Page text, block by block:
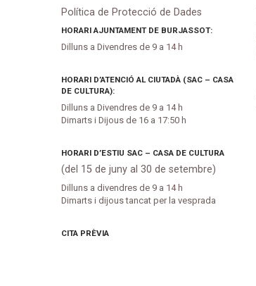
Política de Protecció de Dades
HORARI AJUNTAMENT DE BURJASSOT:
Dilluns a Divendres de 9 a 14 h
HORARI D’ATENCIÓ AL CIUTADÀ (SAC – CASA
DE CULTURA):
Dilluns a Divendres de 9 a 14 h
Dimarts i Dijous de 16 a 17:50 h
HORARI D’ESTIU SAC – CASA DE CULTURA
(del 15 de juny al 30 de setembre)
Dilluns a divendres de 9 a 14 h
Dimarts i dijous tancat per la vesprada
CITA PRÈVIA